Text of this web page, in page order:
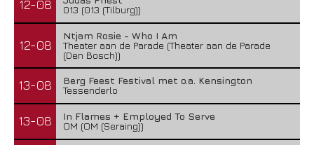
12-08
013 (013 (Tilburg))
12-08
Ntjam Rosie - Who I Am
Theater aan de Parade (Theater aan de Parade
(Den Bosch))
13-08
Berg Feest Festival met o.a. Kensington
Tessenderlo
13-08
In Flames + Employed To Serve
OM (OM (Seraing))